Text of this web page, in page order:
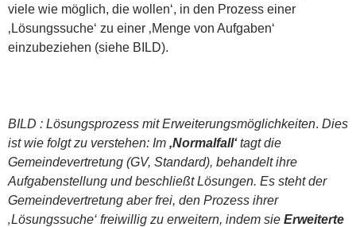
viele wie möglich, die wollen‘, in den Prozess einer
‚Lösungssuche‘ zu einer ‚Menge von Aufgaben‘
einzubeziehen (siehe BILD).
BILD : Lösungsprozess mit Erweiterungsmöglichkeiten. Dies
ist wie folgt zu verstehen: Im ‚Normalfall‘tagt die
Gemeindevertretung (GV, Standard), behandelt ihre
Aufgabenstellung und beschließt Lösungen. Es steht der
Gemeindevertretung aber frei, den Prozess ihrer
‚Lösungssuche‘ freiwillig zu erweitern, indem sie Erweiterte